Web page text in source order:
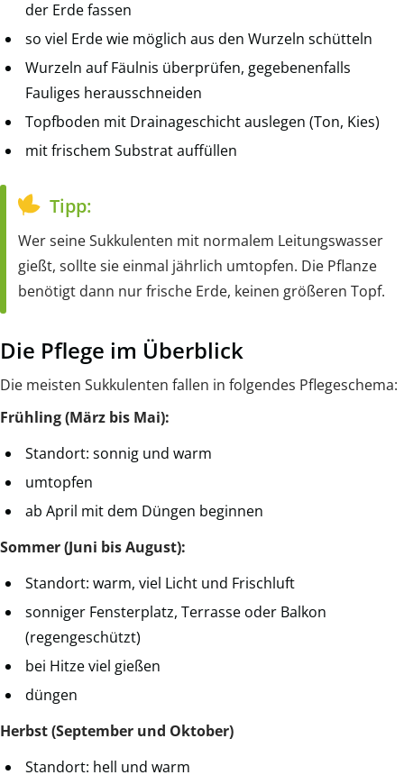
der Erde fassen
so viel Erde wie möglich aus den Wurzeln schütteln
Wurzeln auf Fäulnis überprüfen, gegebenenfalls
Fauliges herausschneiden
Topfboden mit Drainageschicht auslegen (Ton, Kies)
mit frischem Substrat auffüllen
Tipp:
Wer seine Sukkulenten mit normalem Leitungswasser
gießt, sollte sie einmal jährlich umtopfen. Die Pflanze
benötigt dann nur frische Erde, keinen größeren Topf.
Die Pflege im Überblick
Die meisten Sukkulenten fallen in folgendes Pflegeschema:
Frühling (März bis Mai):
Standort: sonnig und warm
umtopfen
ab April mit dem Düngen beginnen
Sommer (Juni bis August):
Standort: warm, viel Licht und Frischluft
sonniger Fensterplatz, Terrasse oder Balkon
(regengeschützt)
bei Hitze viel gießen
düngen
Herbst (September und Oktober)
Standort: hell und warm